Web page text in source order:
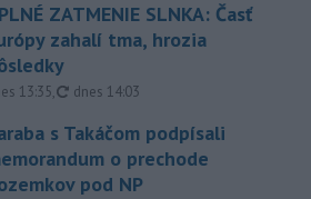
ZATMENIE SLNKA: Časť
zahalí tma, hrozia
13:35, aktualizované
dnes 14:03
s Takáčom podpísali
o prechode
pod NP